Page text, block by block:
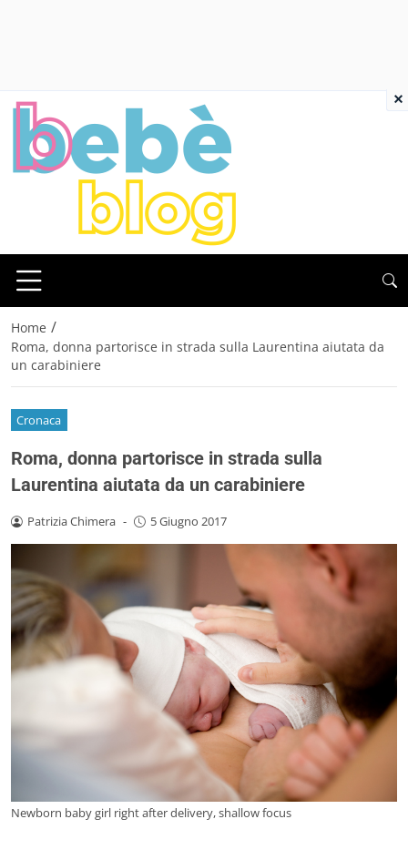
Home /
Roma, donna partorisce in strada sulla Laurentina aiutata da
un carabiniere
Cronaca
Roma, donna partorisce in strada sulla
Laurentina aiutata da un carabiniere
Patrizia Chimera - 5 Giugno 2017
Newborn baby girl right after delivery, shallow focus
×